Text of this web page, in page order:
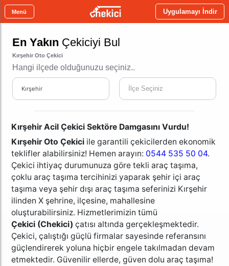
Menü Uygulamayı İndir
En Yakın Çekiciyi Bul
Kırşehir Oto Çekici
Hangi ilçede olduğunuzu seçiniz..
Kırşehir İlçe Seçiniz
Kırşehir Acil Çekici Sektöre Damgasını Vurdu!
Kırşehir Oto Çekici ile garantili çekicilerden ekonomik
teklifler alabilirsiniz! Hemen arayın: 0544 535 50 04.
Çekici ihtiyaç durumunuza göre tekli araç taşıma,
çoklu araç taşıma tercihinizi yaparak şehir içi araç
taşıma veya şehir dışı araç taşıma seferinizi Kırşehir
ilinden X şehrine, ilçesine, mahallesine
oluşturabilirsiniz. Hizmetlerimizin tümü
Çekici (Chekici) çatısı altında gerçekleşmektedir.
Çekici, çalıştığı güçlü firmalar sayesinde referansını
güçlendirerek yoluna hiçbir engele takılmadan devam
etmektedir. Güvenilir ellerde, güven dolu araç taşıma!